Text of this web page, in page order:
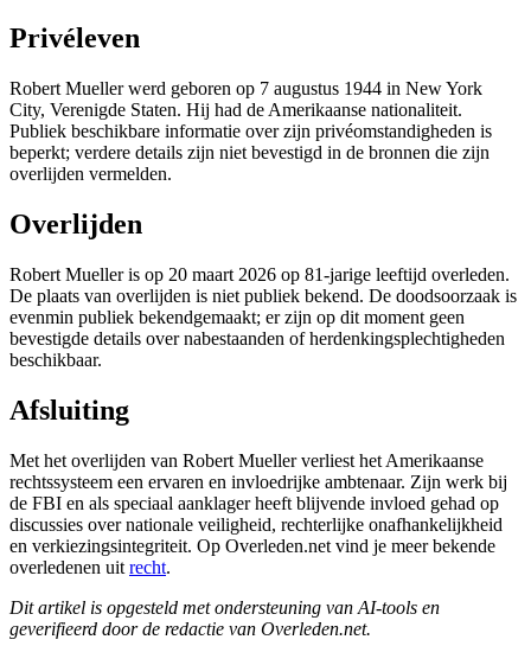
Privéleven
Robert Mueller werd geboren op 7 augustus 1944 in New York
City, Verenigde Staten. Hij had de Amerikaanse nationaliteit.
Publiek beschikbare informatie over zijn privéomstandigheden is
beperkt; verdere details zijn niet bevestigd in de bronnen die zijn
overlijden vermelden.
Overlijden
Robert Mueller is op 20 maart 2026 op 81-jarige leeftijd overleden.
De plaats van overlijden is niet publiek bekend. De doodsoorzaak is
evenmin publiek bekendgemaakt; er zijn op dit moment geen
bevestigde details over nabestaanden of herdenkingsplechtigheden
beschikbaar.
Afsluiting
Met het overlijden van Robert Mueller verliest het Amerikaanse
rechtssysteem een ervaren en invloedrijke ambtenaar. Zijn werk bij
de FBI en als speciaal aanklager heeft blijvende invloed gehad op
discussies over nationale veiligheid, rechterlijke onafhankelijkheid
en verkiezingsintegriteit. Op Overleden.net vind je meer bekende
overledenen uit recht.
Dit artikel is opgesteld met ondersteuning van AI-tools en
geverifieerd door de redactie van Overleden.net.